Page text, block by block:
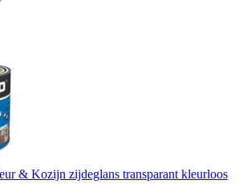
& Kozijn zijdeglans transparant kleurloos